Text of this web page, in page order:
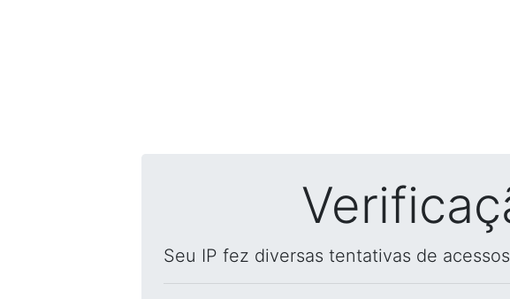
Seu IP fez diversas tentativas de